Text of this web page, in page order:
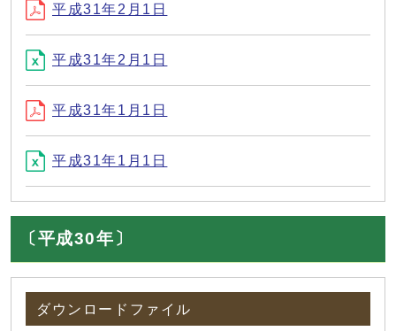
平成31年2月1日
平成31年2月1日
平成31年1月1日
平成31年1月1日
〔平成30年〕
ダウンロードファイル